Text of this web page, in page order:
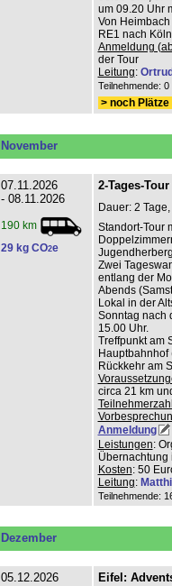
um 09.20 Uhr
Von
RE1 nach
Anmeldung
der Tour
Leitung:
Teilnehmende:
> noch
November
07.11.2026
- 08.11.2026
190 km
29 kg CO2e
2-Tages-
Dauer: 2
Standort-Tour
Zwei
entlang der
Abends
Lokal in der
Sonntag nach
15.00 Uhr.
Treffpunkt am
Hauptbahnhof
Rückkehr am
circa 21 km
Anmeldung
Leistungen:
Übernachtung
Kosten: 50
Leitung:
Teilnehmende:
Dezember
05.12.2026 Eifel: